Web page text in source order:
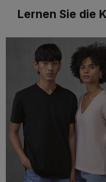
Lernen Sie die